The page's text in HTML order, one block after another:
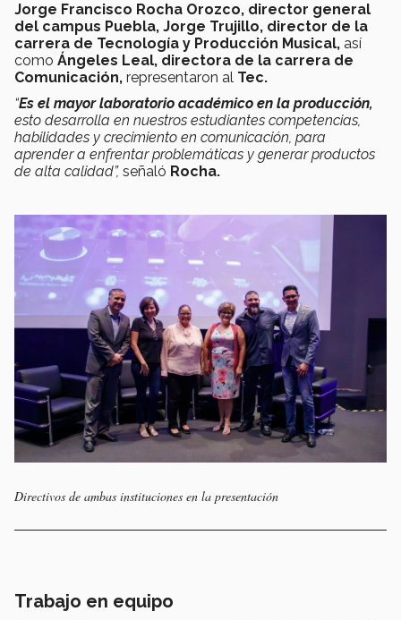
Jorge Francisco Rocha Orozco, director general
del campus Puebla, Jorge Trujillo, director de la
carrera de Tecnología y Producción Musical, así
como Ángeles Leal, directora de la carrera de
Comunicación, representaron al Tec.
“Es el mayor laboratorio académico en la producción,
esto desarrolla en nuestros estudiantes competencias,
habilidades y crecimiento en comunicación, para
aprender a enfrentar problemáticas y generar productos
de alta calidad”, señaló Rocha.
Directivos de ambas instituciones en la presentación
Trabajo en equipo